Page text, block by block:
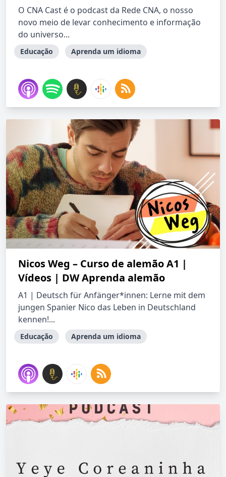
O CNA Cast é o podcast da Rede CNA, o nosso
novo meio de levar conhecimento e informação
do universo...
Educação Aprenda um idioma
Nicos Weg – Curso de alemão A1 |
Vídeos | DW Aprenda alemão
A1 | Deutsch für Anfänger*innen: Lerne mit dem
jungen Spanier Nico das Leben in Deutschland
kennen!...
Educação Aprenda um idioma